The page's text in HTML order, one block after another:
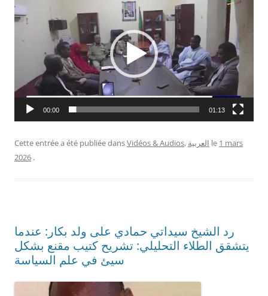
vidéo
00:00 01:13
Cette entrée a été publiée dansVidéos & Audios, العربية le 1 mars
2026 .
رد الشيخ سيداتي حمادي على ولد بكار: عندما
يتشقق الطلاء التحليلي: تشريح كتيب مقنع بشكل
سيئ في علم السياسة